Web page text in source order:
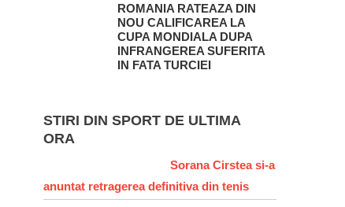
ROMANIA RATEAZA DIN
NOU CALIFICAREA LA
CUPA MONDIALA DUPA
INFRANGEREA SUFERITA
IN FATA TURCIEI
STIRI DIN SPORT DE ULTIMA
ORA
Sorana Cirstea si-a
anuntat retragerea definitiva din tenis